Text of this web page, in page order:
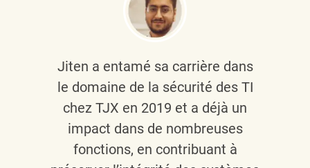
Jiten a entamé sa carrière dans
le domaine de la sécurité des TI
chez TJX en 2019 et a déjà un
impact dans de nombreuses
fonctions, en contribuant à